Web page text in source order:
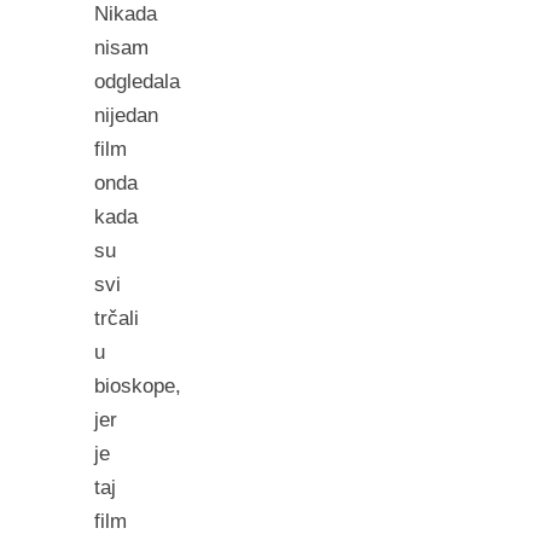
Nikada
nisam
odgledala
nijedan
film
onda
kada
su
svi
trčali
u
bioskope,
jer
je
taj
film